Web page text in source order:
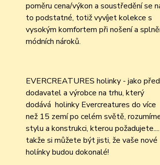
poměru cena/výkon a soustředění se
to podstatné, totiž vyvíjet kolekce s
vysokým komfortem při nošení a
módních nároků.
EVERCREATURES holinky - jako
dodavatel a výrobce na trhu, který
dodává holinky Evercreatures do více
než 15 zemí po celém světě,
stylu a konstrukci, kterou požadujete....
takže si můžete být jisti, že vaše nové
holínky budou dokonalé!